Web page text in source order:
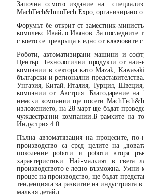
Започна осмото издание на
MachTech&InnoTech Еxpo, организирано
Форумът бе открит от заместник-
комплекс Ивайло Иванов. За последните
с което се превръща в едно от ключовите
Роботи, автоматизирани машини и
Център. Технологични продукти от
компании в сектора като Mazak,
български и регионални
Унгария, Китай, Италия, Турция,
компании от Австрия. Благодарение на
немски компании ще посети
изложението, на 28 март ще бъдат
чуждестранни компании.В рамките на
Индустрия 4.0.
Пълна автоматизация на процесите,
производство са сред целите на
поколение роботи и роботи втора
характеристики. Най-малкият в
производството е лесно възможна. Умни
процес на производство, ще бъдат
тенденцията за развитие на
малкия детайл.